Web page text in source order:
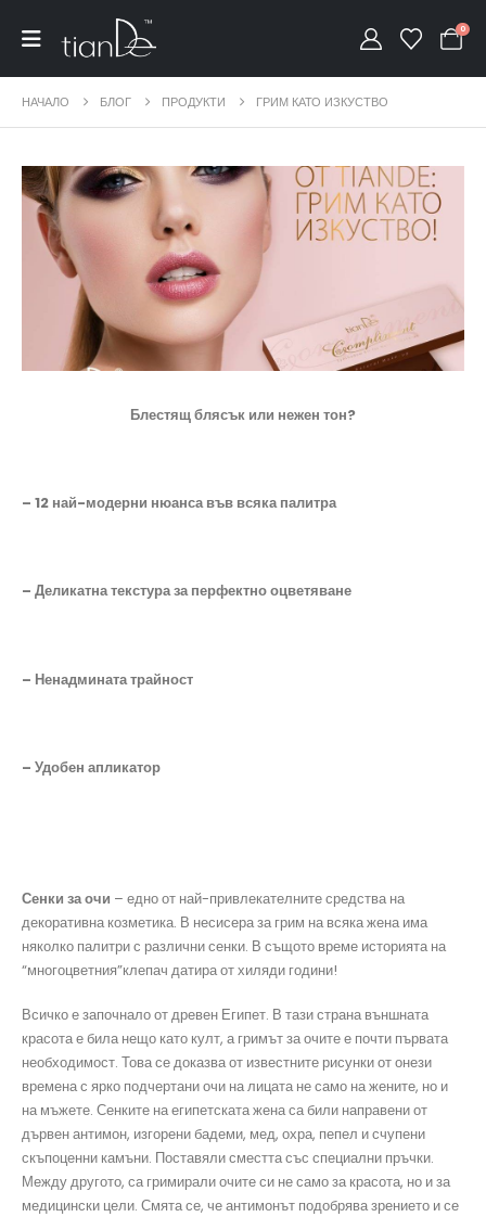
0
НАЧАЛО БЛОГ ПРОДУКТИ ГРИМ КАТО ИЗКУСТВО
Блестящ блясък или нежен тон?
– 12 най-модерни нюанса във всяка палитра
– Деликатна текстура за перфектно оцветяване
– Ненадмината трайност
– Удобен апликатор
Сенки за очи – едно от най-привлекателните средства на
декоративна козметика. В несисера за грим на всяка жена има
няколко палитри с различни сенки. В същото време историята на
“многоцветния”клепач датира от хиляди години!
Всичко е започнало от древен Египет. В тази страна външната
красота е била нещо като култ, а гримът за очите е почти първата
необходимост. Това се доказва от известните рисунки от онези
времена с ярко подчертани очи на лицата не само на жените, но и
на мъжете. Сенките на египетската жена са били направени от
дървен антимон, изгорени бадеми, мед, охра, пепел и счупени
скъпоценни камъни. Поставяли сместта със специални пръчки.
Между другото, са гримирали очите си не само за красота, но и за
медицински цели. Смята се, че антимонът подобрява зрението и се